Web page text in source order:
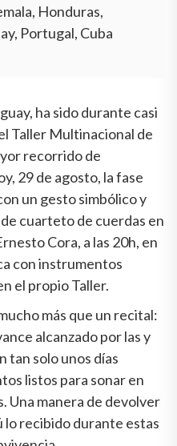
Honduras,
Portugal, Cuba
ha sido durante casi
Taller Multinacional de
recorrido de
29 de agosto, la fase
un gesto simbólico y
cuarteto de cuerdas en
Cora, a las 20h, en
con instrumentos
el propio Taller.
más que un recital:
alcanzado por las y
tan solo unos días
listos para sonar en
Una manera de devolver
lo recibido durante estas